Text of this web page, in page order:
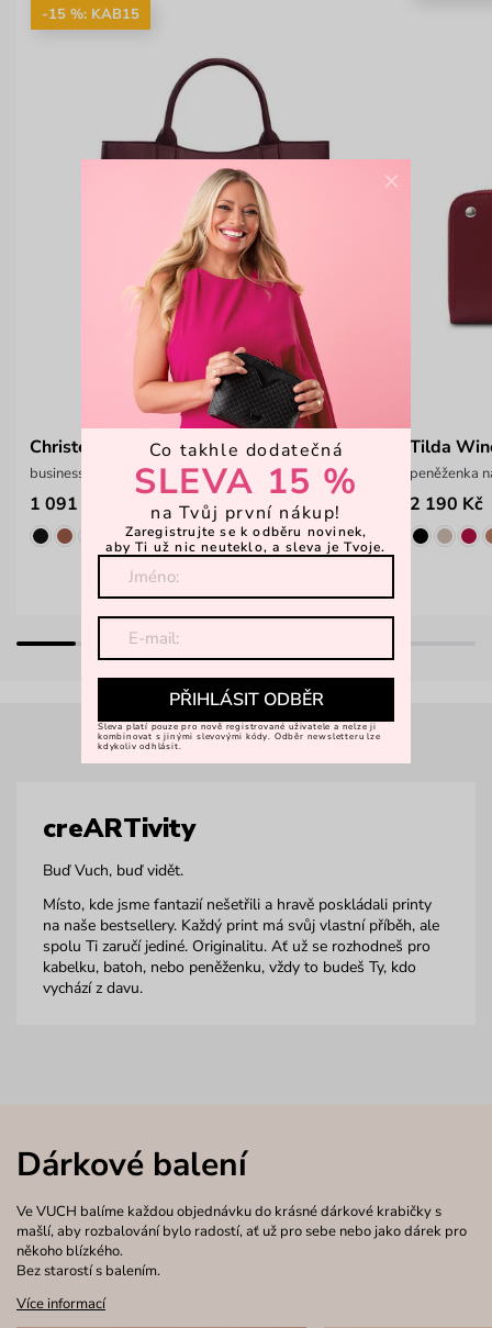
-15 %: KAB15
Christel Divide Wine
business kabelka do ruky
1 091 Kč 1 399 Kč
Tilda
peněženka
2 190 Kč
creARTivity
Buď Vuch, buď vidět.
Místo, kde jsme fantazií nešetřili a hravě poskládali printy
na naše bestsellery. Každý print má svůj vlastní příběh, ale
spolu Ti zaručí jediné. Originalitu. Ať už se rozhodneš pro
kabelku, batoh, nebo peněženku, vždy to budeš Ty, kdo
vychází z davu.
Dárkové balení
Ve VUCH balíme každou objednávku do krásné dárkové krabičky s
mašlí, aby rozbalování bylo radostí, ať už pro sebe nebo jako dárek pro
někoho blízkého.
Bez starostí s balením.
Více informací
×
Co takhle dodatečná
SLEVA 15 %
na Tvůj první nákup!
Zaregistrujte se k odběru novinek,
aby Ti už nic neuteklo, a sleva je Tvoje.
PŘIHLÁSIT ODBĚR
Sleva platí pouze pro nově registrované uživatele a nelze ji
kombinovat s jinými slevovými kódy. Odběr newsletteru lze
kdykoliv odhlásit.